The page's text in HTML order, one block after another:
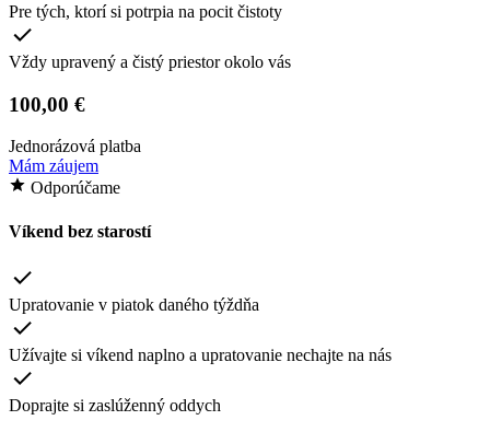
Pre tých, ktorí si potrpia na pocit čistoty
Vždy upravený a čistý priestor okolo vás
100,00 €
Jednorázová platba
Mám záujem
Odporúčame
Víkend bez starostí
Upratovanie v piatok daného týždňa
Užívajte si víkend naplno a upratovanie nechajte na nás
Doprajte si zaslúženný oddych